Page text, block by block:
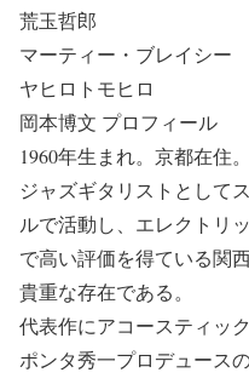
荒玉哲郎
マーティー・ブレイシー
ヤヒロトモヒロ
岡本博文 プロフィール
1960年生まれ。京都在住。
ジャズギタリストとして
ルで活動し、エレクトリ
で高い評価を得ている関
貴重な存在である。
代表作にアコースティッ
ポンタ秀一プロデュース